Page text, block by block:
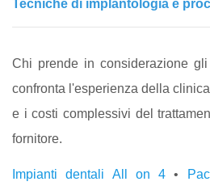
Tecniche di implantologia e
Chi prende in considerazione
confronta l'esperienza della
e i costi complessivi del
fornitore.
Impianti dentali All on 4 •